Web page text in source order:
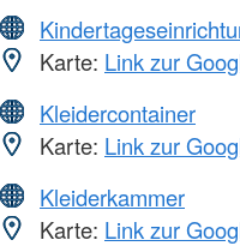
Karte: Link zur
Kleidercontainer
Karte: Link zur
Kleiderkammer
Karte: Link zur